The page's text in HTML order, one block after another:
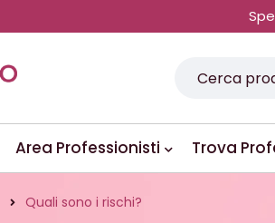
Area Professionisti Trova
Quali sono i rischi?